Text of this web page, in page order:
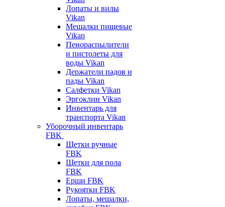
Лопаты и вилы
Vikan
Мешалки пищевые
Vikan
Пенораспылители
и пистолеты для
воды Vikan
Держатели падов и
пады Vikan
Салфетки Vikan
Эргоклин Vikan
Инвентарь для
транспорта Vikan
Уборочный инвентарь
FBK
Щетки ручные
FBK
Щетки для пола
FBK
Ерши FBK
Рукоятки FBK
Лопаты, мешалки,